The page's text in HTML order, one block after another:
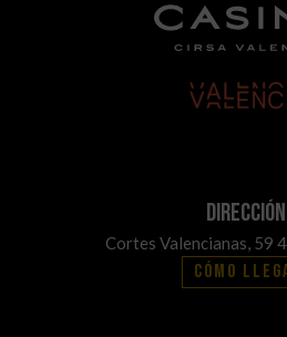
Cortes Valencianas, 59
Cómo